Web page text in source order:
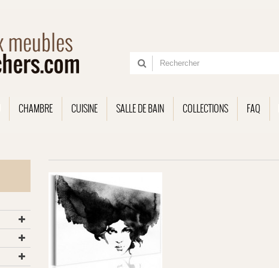
CHAMBRE CUISINE SALLE DE BAIN COLLECTIONS FAQ